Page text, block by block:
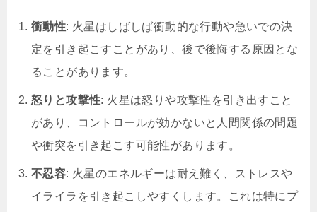
衝動性: 火星はしばしば衝動的な行動や急いでの決
定を引き起こすことがあり、後で後悔する原因とな
ることがあります。
怒りと攻撃性: 火星は怒りや攻撃性を引き出すこと
があり、コントロールが効かないと人間関係の問題
や衝突を引き起こす可能性があります。
不忍容: 火星のエネルギーは耐え難く、ストレスや
イライラを引き起こしやすくします。これは特にプ